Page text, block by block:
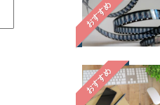
おすすめ
おすすめ